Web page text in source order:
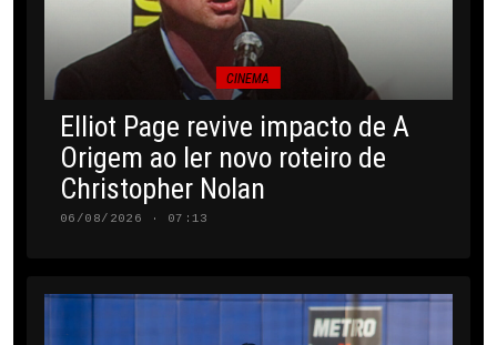
CINEMA
Elliot Page revive impacto de A
Origem ao ler novo roteiro de
Christopher Nolan
06/08/2026 · 07:13